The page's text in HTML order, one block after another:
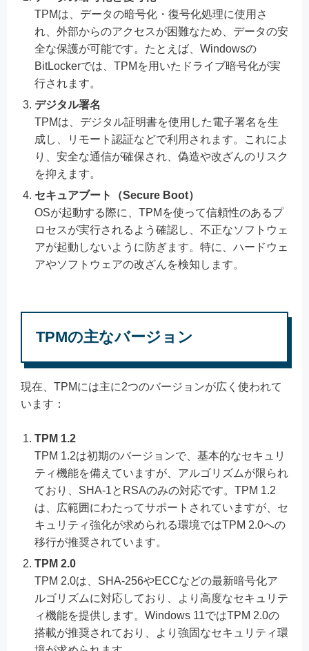
TPMは、データの暗号化・復号化処理に使用さ
れ、外部からのアクセスが困難なため、データの安
全な保護が可能です。たとえば、Windowsの
BitLockerでは、TPMを用いたドライブ暗号化が実
行されます。
デジタル署名
TPMは、デジタル証明書を使用した電子署名を生
成し、リモート認証などで利用されます。これによ
り、安全な通信が確保され、偽造や改ざんのリスク
を抑えます。
セキュアブート（Secure Boot）
OSが起動する際に、TPMを使って信頼性のあるプ
ロセスが実行されるよう確認し、不正なソフトウェ
アが起動しないように防ぎます。特に、ハードウェ
アやソフトウェアの改ざんを検知します。
TPMの主なバージョン
現在、TPMには主に2つのバージョンが広く使われて
います：
TPM 1.2
TPM 1.2は初期のバージョンで、基本的なセキュリ
ティ機能を備えていますが、アルゴリズムが限られ
ており、SHA-1とRSAのみの対応です。TPM 1.2
は、広範囲にわたってサポートされていますが、セ
キュリティ強化が求められる環境ではTPM 2.0への
移行が推奨されています。
TPM 2.0
TPM 2.0は、SHA-256やECCなどの最新暗号化ア
ルゴリズムに対応しており、より高度なセキュリテ
ィ機能を提供します。Windows 11ではTPM 2.0の
搭載が推奨されており、より強固なセキュリティ環